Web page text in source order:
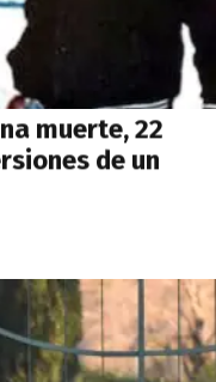
muerte, 22
de un